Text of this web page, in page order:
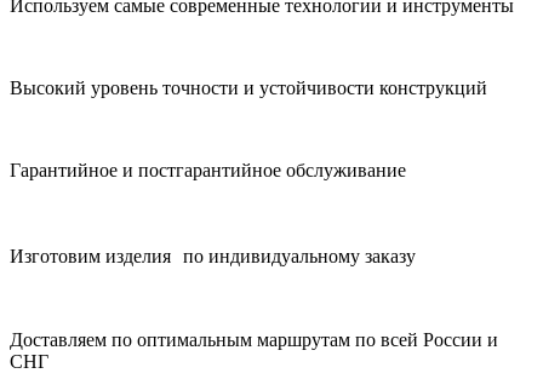
Используем самые современные технологии и инструменты
Высокий уровень точности и устойчивости конструкций
Гарантийное и постгарантийное обслуживание
Изготовим изделия по индивидуальному заказу
Доставляем по оптимальным маршрутам по всей России и
СНГ